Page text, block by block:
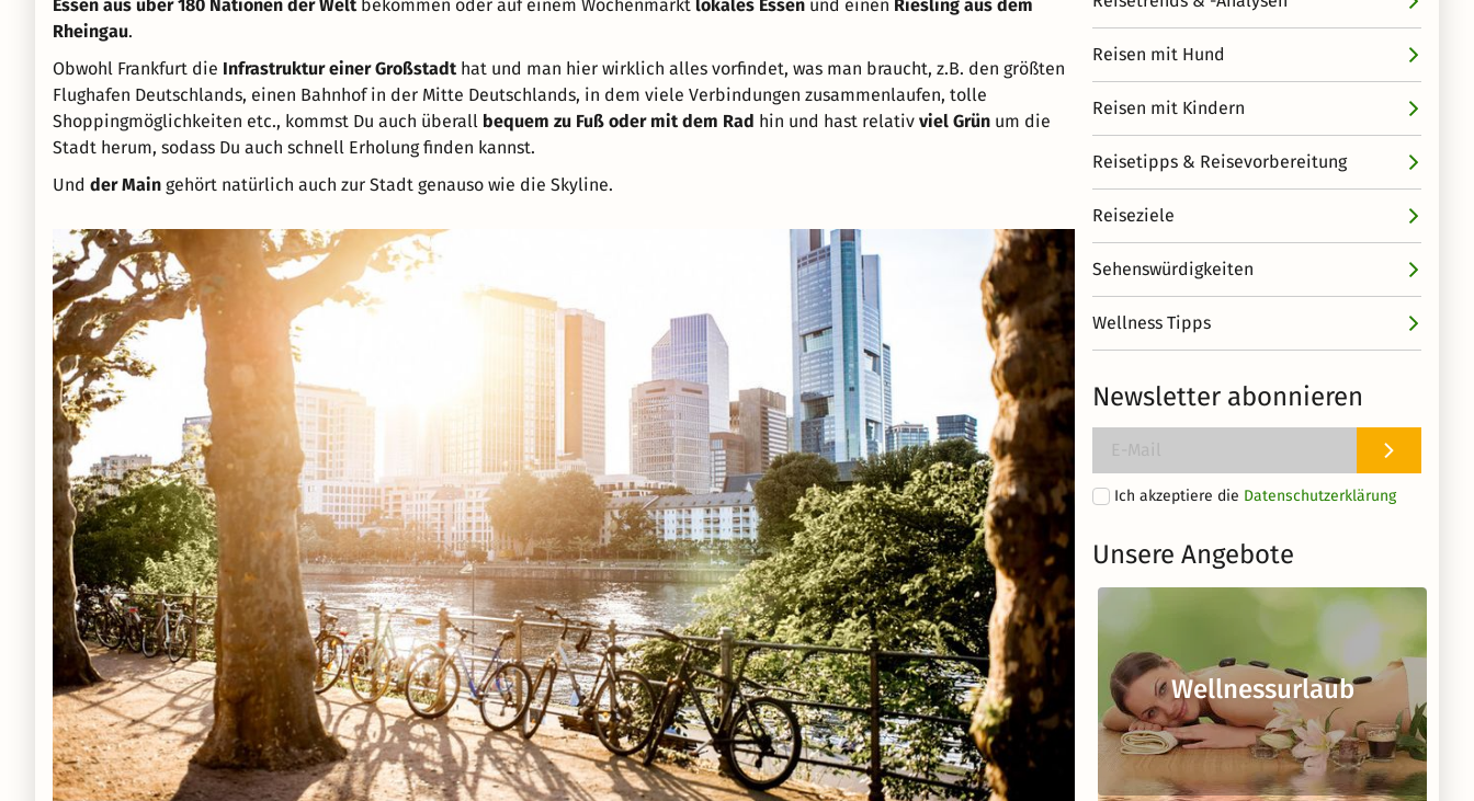
Essen aus über 180 Nationen der Welt bekommen oder auf einem Wochenmarkt lokales Essen und einen Riesling aus dem
Rheingau.
Obwohl Frankfurt die Infrastruktur einer Großstadt hat und man hier wirklich alles vorfindet, was man braucht, z.B. den größten
Flughafen Deutschlands, einen Bahnhof in der Mitte Deutschlands, in dem viele Verbindungen zusammenlaufen, tolle
Shoppingmöglichkeiten etc., kommst Du auch überall bequem zu Fuß oder mit dem Rad hin und hast relativ viel Grün um die
Stadt herum, sodass Du auch schnell Erholung finden kannst.
Und der Main gehört natürlich auch zur Stadt genauso wie die Skyline.
Reisen mit Hund
Reisen mit Kindern
Reisetipps & Reisevorbereitung
Reiseziele
Sehenswürdigkeiten
Wellness Tipps
Newsletter abonnieren
Ich akzeptiere die Datenschutzerklärung
Unsere Angebote
Wellnessurlaub